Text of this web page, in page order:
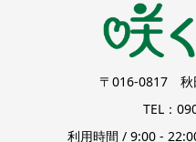
〒016-0817 秋
TEL：
利用時間 / 9:00 -